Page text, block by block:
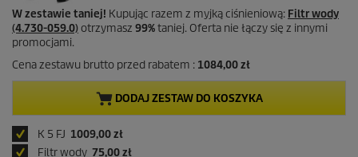
W zestawie taniej! Kupując razem z myjką ciśnieniową: Filtr wody
(4.730-059.0)otrzymasz 99%taniej. Oferta nie łączy się z innymi
promocjami.
Cena zestawu brutto przed rabatem : 1084,00 zł
DODAJ ZESTAW DO KOSZYKA
K 5 FJ 1009,00 zł
Filtr wody 75,00 zł